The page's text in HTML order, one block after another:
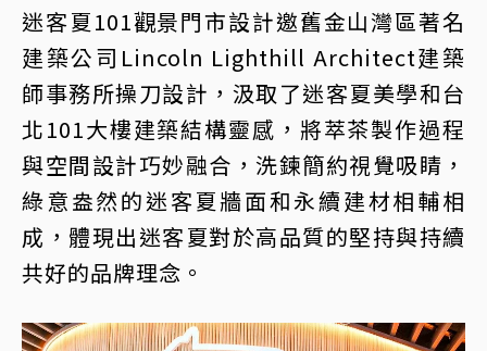
迷客夏101觀景門市設計邀舊金山灣區著名
建築公司Lincoln Lighthill Architect建築
師事務所操刀設計，汲取了迷客夏美學和台
北101大樓建築結構靈感，將萃茶製作過程
與空間設計巧妙融合，洗鍊簡約視覺吸睛，
綠意盎然的迷客夏牆面和永續建材相輔相
成，體現出迷客夏對於高品質的堅持與持續
共好的品牌理念。